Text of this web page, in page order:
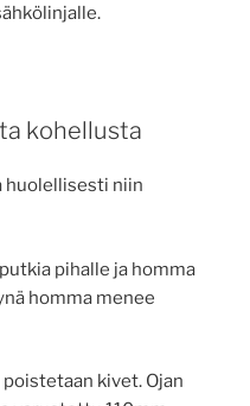
kohellusta
huolellisesti niin
pihalle ja homma
homma menee
kivet. Ojan